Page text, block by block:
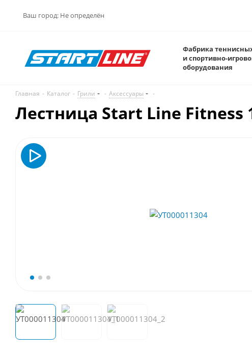
Ваш город: Не определён
Фабрика
и спортивно-
оборудования
Главная - Каталог - Грили - Аксессуары -
Лестница Start Line Fitness